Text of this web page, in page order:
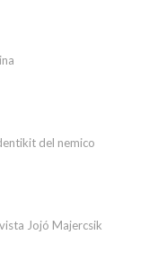
del nemico
Jojó Majercsik